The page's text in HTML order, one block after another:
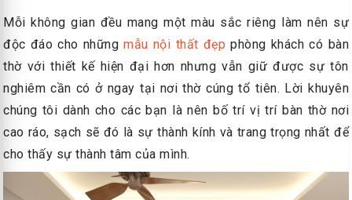
Mỗi không gian đều mang một màu sắc riêng làm nên sự
độc đáo cho nhữngmẫu nội thất đẹp phòng khách có bàn
thờ với thiết kế hiện đại hơn nhưng vẫn giữ được sự tôn
nghiêm cần có ở ngay tại nơi thờ cúng tổ tiên. Lời khuyên
chúng tôi dành cho các bạn là nên bố trí vị trí bàn thờ nơi
cao ráo, sạch sẽ đó là sự thành kính và trang trọng nhất để
cho thấy sự thành tâm của mình.